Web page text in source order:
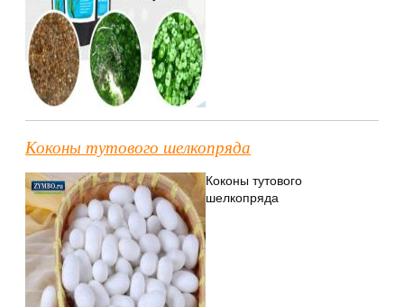
Коконы тутового шелкопряда
Коконы тутового
шелкопряда